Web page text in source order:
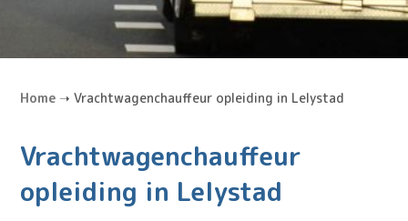
Home ➝Vrachtwagenchauffeur opleiding in Lelystad
Vrachtwagenchauffeur
opleiding in Lelystad